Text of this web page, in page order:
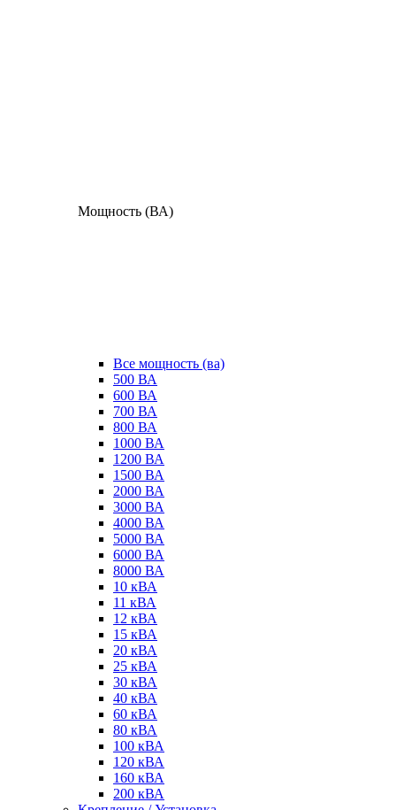
Мощность (ВА)
Все мощность (ва)
500 ВА
600 ВА
700 ВА
800 ВА
1000 ВА
1200 ВА
1500 ВА
2000 ВА
3000 ВА
4000 ВА
5000 ВА
6000 ВА
8000 ВА
10 кВА
11 кВА
12 кВА
15 кВА
20 кВА
25 кВА
30 кВА
40 кВА
60 кВА
80 кВА
100 кВА
120 кВА
160 кВА
200 кВА